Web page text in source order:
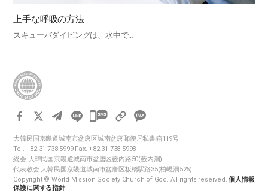
上手な呼吸の方法
スキューバダイビングは、水中で…
카
오
톡
공
大韓民国京畿道城南市盆唐区城南盆唐郵便局私書箱119号
Tel. +82-31-738-5999 Fax. +82-31-738-5998
総会:大韓民国京畿道城南市盆唐区藪内路50(藪内洞)
代表教会:大韓民国京畿道城南市盆唐区板橋駅路35(柏峴洞526)
Copyright © World Mission Society Church of God. All rights reserved.個人情報
保護に関する指針